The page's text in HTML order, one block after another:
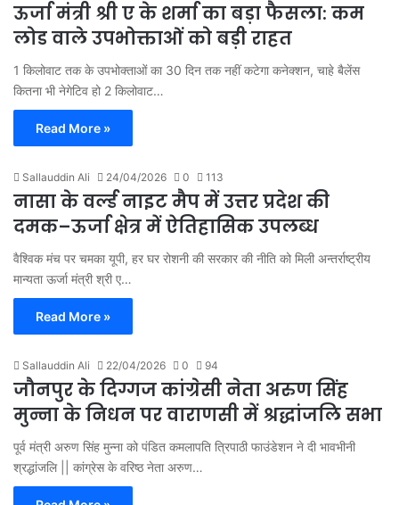
ऊर्जा मंत्री श्री ए के शर्मा का बड़ा फैसला: कम
लोड वाले उपभोक्ताओं को बड़ी राहत
1 किलोवाट तक के उपभोक्ताओं का 30 दिन तक नहीं कटेगा कनेक्शन, चाहे बैलेंस
कितना भी नेगेटिव हो 2 किलोवाट…
Read More »
Sallauddin Ali 24/04/2026 0 113
नासा के वर्ल्ड नाइट मैप में उत्तर प्रदेश की
दमक–ऊर्जा क्षेत्र में ऐतिहासिक उपलब्ध
वैश्विक मंच पर चमका यूपी, हर घर रोशनी की सरकार की नीति को मिली अन्तर्राष्ट्रीय
मान्यता ऊर्जा मंत्री श्री ए…
Read More »
Sallauddin Ali 22/04/2026 0 94
जौनपुर के दिग्गज कांग्रेसी नेता अरुण सिंह
मुन्ना के निधन पर वाराणसी में श्रद्धांजलि सभा
पूर्व मंत्री अरुण सिंह मुन्ना को पंडित कमलापति त्रिपाठी फाउंडेशन ने दी भावभीनी
श्रद्धांजलि || कांग्रेस के वरिष्ठ नेता अरुण…